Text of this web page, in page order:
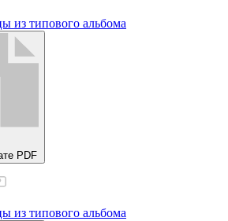
из типового альбома
PDF
из типового альбома